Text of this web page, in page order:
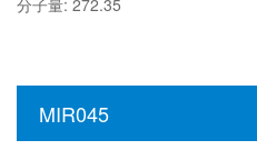
分子量: 272.35
MIR045